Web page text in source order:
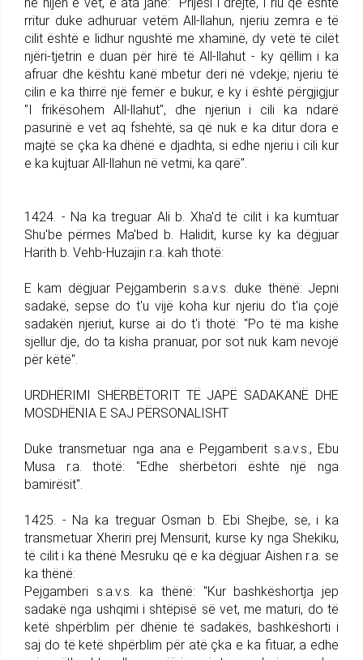
rritur duke adhuruar vetëm All-llahun, njeriu zemra e të
cilit është e lidhur ngushtë me xhaminë, dy vetë të cilët
njëri-tjetrin e duan për hirë të All-llahut - ky qëllim i ka
afruar dhe kështu kanë mbetur deri në vdekje; njeriu të
cilin e ka thirrë një femër e bukur, e ky i është përgjigjur
"I frikësohem All-llahut", dhe njeriun i cili ka ndarë
pasurinë e vet aq fshehtë, sa që nuk e ka ditur dora e
majtë se çka ka dhënë e djadhta, si edhe njeriu i cili kur
e ka kujtuar All-llahun në vetmi, ka qarë".
1424. - Na ka treguar Ali b. Xha'd të cilit i ka kumtuar
Shu'be përmes Ma'bed b. Halidit, kurse ky ka dëgjuar
Harith b. Vehb-Huzajin r.a. kah thotë:
E kam dëgjuar Pejgamberin s.a.v.s. duke thënë: Jepni
sadakë, sepse do t'u vijë koha kur njeriu do t'ia çojë
sadakën njeriut, kurse ai do t'i thotë: "Po të ma kishe
sjellur dje, do ta kisha pranuar, por sot nuk kam nevojë
për këtë".
URDHËRIMI SHËRBËTORIT TË JAPË SADAKANË DHE
MOSDHËNIA E SAJ PËRSONALISHT
Duke transmetuar nga ana e Pejgamberit s.a.v.s., Ebu
Musa r.a. thotë: "Edhe shërbëtori është një nga
bamirësit".
1425. - Na ka treguar Osman b. Ebi Shejbe, se, i ka
transmetuar Xheriri prej Mensurit, kurse ky nga Shekiku,
të cilit i ka thënë Mesruku që e ka dëgjuar Aishen r.a. se
ka thënë:
Pejgamberi s.a.v.s. ka thënë: "Kur bashkëshortja jep
sadakë nga ushqimi i shtëpisë së vet, me maturi, do të
ketë shpërblim për dhënie të sadakës, bashkëshorti i
saj do të ketë shpërblim për atë çka e ka fituar, a edhe